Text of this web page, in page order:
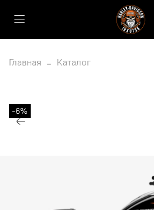
Главная Каталог
-6%